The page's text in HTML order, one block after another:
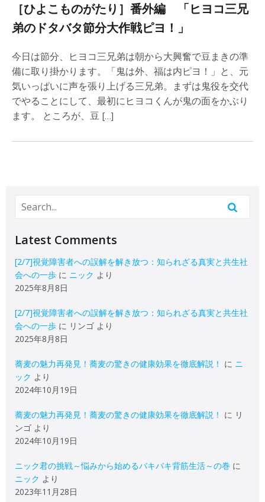
［ひよこものがたり］番外編 「ヒヨコ三兄
弟のドタバタ節分大作戦ピヨ！」
今日は節分、ヒヨコ三兄弟は朝から大興奮で豆まきの準
備に取り掛かります。「鬼は外、福は内ピヨ！」と、元
気いっぱいに声を張り上げる三兄弟。まずは鬼役を交代
でやることにして、最初にヒヨコくんが鬼の面をかぶり
ます。 ところが、豆 […]
Latest Comments
[2/7]視覚障害者への誤解を解き放つ：知られざる真実と共生社
会への一歩 に ニック より
2025年8月8日
[2/7]視覚障害者への誤解を解き放つ：知られざる真実と共生社
会への一歩 に リンゴ より
2025年8月8日
蕎麦の魅力再発見！蕎麦の驚きの健康効果を徹底解説！ に ニ
ック より
2024年10月19日
蕎麦の魅力再発見！蕎麦の驚きの健康効果を徹底解説！ に リ
ンゴ より
2024年10月19日
ニック君の挑戦～悩みから始めるバキバキ背筋生活～の巻 に
ニック より
2023年11月28日